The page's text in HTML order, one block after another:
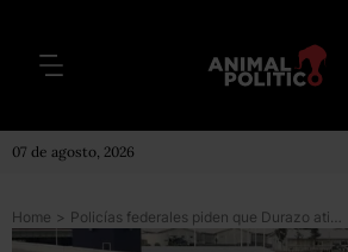
07 de agosto, 2026
Home > Policías federales piden que Durazo atienda sus demandas o mantendrán bloqueos